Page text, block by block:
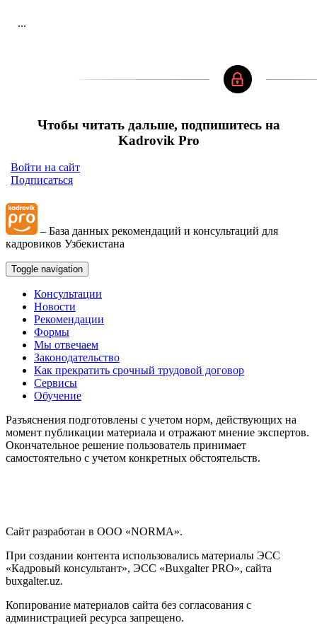
...
Чтобы читать дальше, подпишитесь на
Kadrovik Pro
Войти на сайт
Подписаться
– База данных рекомендаций и консультаций для
кадровиков Узбекистана
Toggle navigation
Консультации
Новости
Рекомендации
Формы
Мы отвечаем
Законодательство
Как прекратить срочный трудовой договор
Сервисы
Обучение
Разъяснения подготовлены с учетом норм, действующих на
момент публикации материала и отражают мнение экспертов.
Окончательное решение пользователь принимает
самостоятельно с учетом конкретных обстоятельств.
Сайт разработан в ООО «NORMA».
При создании контента использовались материалы ЭСС
«Кадровый консультант», ЭСС «Buxgalter PRO», сайта
buxgalter.uz.
Копирование материалов сайта без согласования с
администрацией ресурса запрещено.